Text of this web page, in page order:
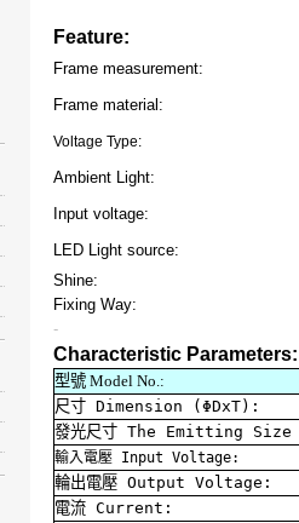
Feature:
Frame measurement:
Frame material:
Voltage Type:
Ambient Light:
Input voltage:
LED Light source:
Shine:
Fixing Way:
-
Characteristic Parameters:
型號Model No.:
尺寸Dimension (ΦDxT):
發光尺寸The Emitting
輸入電壓Input Voltage:
輪出電壓Output Voltage:
電流Current: